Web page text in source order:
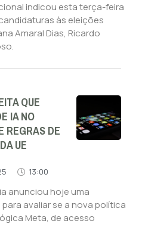
indicou esta terça-feira
às eleições
Amaral Dias, Ricardo
QUE
IA NO
REGRAS DE
UE
13:00
anunciou hoje uma
avaliar se a nova política
Meta, de acesso